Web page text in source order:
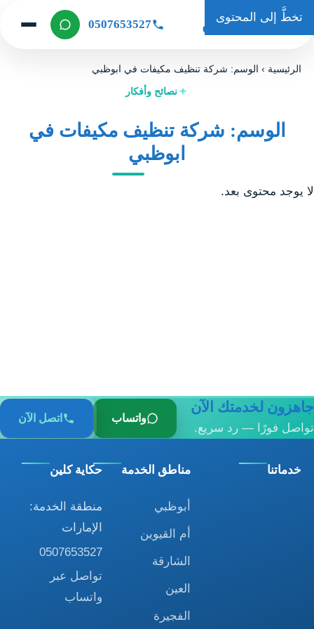
تخطَّ إلى المحتوى
حكاية كلين 0507653527
الرئيسية ›الوسم: شركة تنظيف مكيفات في ابوظبي
نصائح وأفكار
الوسم: شركة تنظيف مكيفات في
ابوظبي
لا يوجد محتوى بعد.
جاهزون لخدمتك الآن
تواصل فورًا — رد سريع.
واتساب اتصل الآن
خدماتنا مناطق الخدمة
أبوظبي
أم القيوين
الشارقة
العين
الفجيرة
حكاية كلين
منطقة الخدمة:
الإمارات
0507653527
تواصل عبر
واتساب